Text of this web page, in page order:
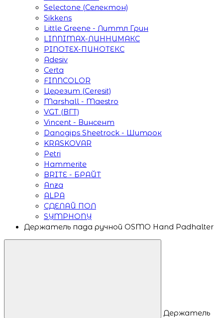
Selectone (Селектон)
Sikkens
Little Greene - Литтл Грин
LINNIMAX-ЛИННИМАКС
PINOTEX-ПИНОТЕКС
Adesiv
Certa
FINNCOLOR
Церезит (Ceresit)
Marshall - Maestro
VGT (ВГТ)
Vincent - Винсент
Danogips Sheetrock - Шитрок
KRASKOVAR
Petri
Hammerite
BRITE - БРАЙТ
Anza
ALPA
СДЕЛАЙ ПОЛ
SYMPHONY
Держатель пада ручной OSMO Hand Padhalter
Держатель